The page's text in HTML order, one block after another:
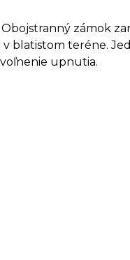
zámok
v blatistom teréne.
upnutia.